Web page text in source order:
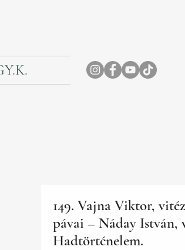
149. Vajna Viktor, vitéz
pávai – Náday István,
Hadtörténelem.